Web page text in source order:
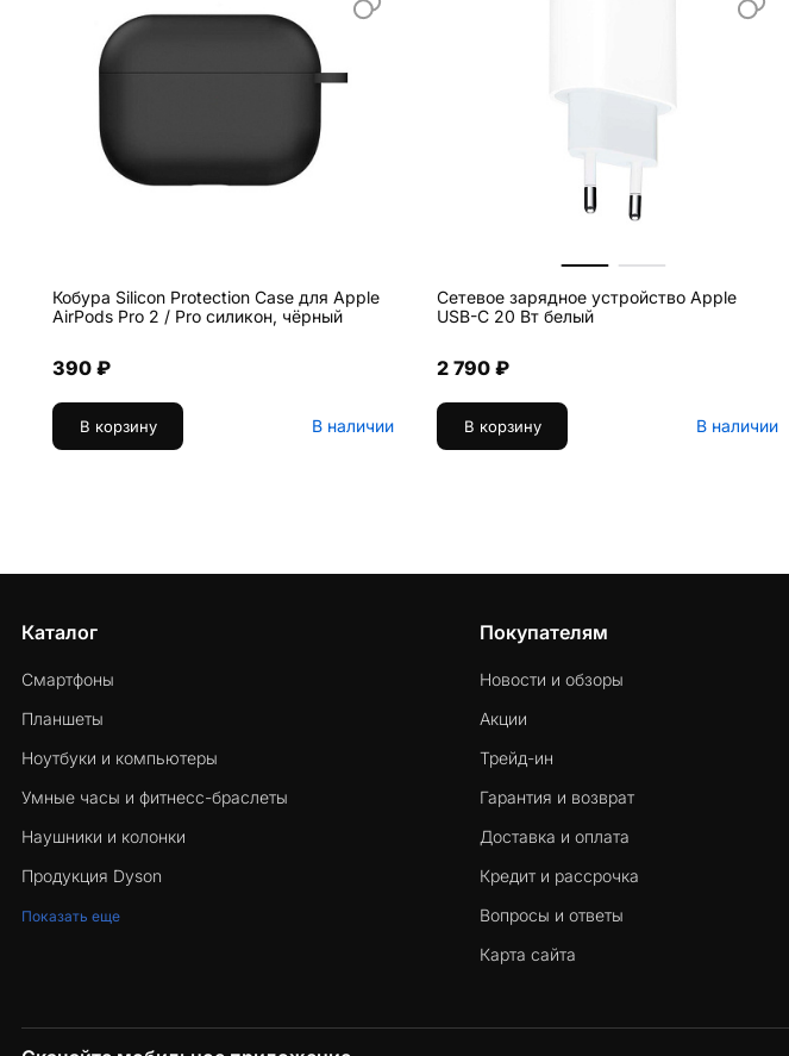
Кобура Silicon Protection Case для Apple
AirPods Pro 2 / Pro силикон, чёрный
390 ₽
В корзину В наличии
Сетевое зарядное устройство Apple
USB-C 20 Вт белый
2 790 ₽
В корзину В наличии
Каталог
Смартфоны
Планшеты
Ноутбуки и компьютеры
Умные часы и фитнесс-браслеты
Наушники и колонки
Продукция Dyson
Показать еще
Покупателям
Новости и обзоры
Акции
Трейд-ин
Гарантия и возврат
Доставка и оплата
Кредит и рассрочка
Вопросы и ответы
Карта сайта